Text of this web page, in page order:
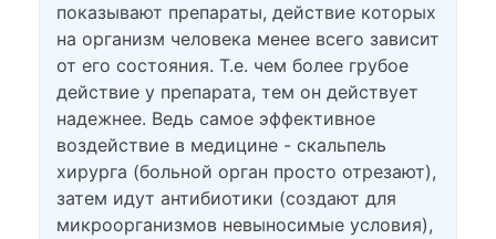
показывают препараты, действие которых
на организм человека менее всего зависит
от его состояния. Т.е. чем более грубое
действие у препарата, тем он действует
надежнее. Ведь самое эффективное
воздействие в медицине - скальпель
хирурга (больной орган просто отрезают),
затем идут антибиотики (создают для
микроорганизмов невыносимые условия),